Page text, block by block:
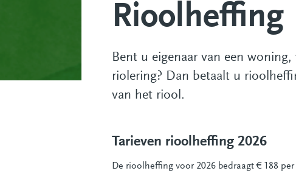
Rioolheffing
Bent u eigenaar van een
riolering? Dan betaalt u
van het riool.
Tarieven rioolheffing 2026
De rioolheffing voor 2026 bedraagt € 188 per